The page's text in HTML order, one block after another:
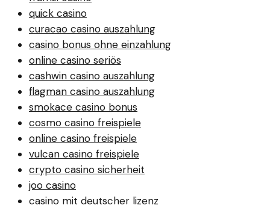
quick casino
curacao casino auszahlung
casino bonus ohne einzahlung
online casino seriös
cashwin casino auszahlung
flagman casino auszahlung
smokace casino bonus
cosmo casino freispiele
online casino freispiele
vulcan casino freispiele
crypto casino sicherheit
joo casino
casino mit deutscher lizenz